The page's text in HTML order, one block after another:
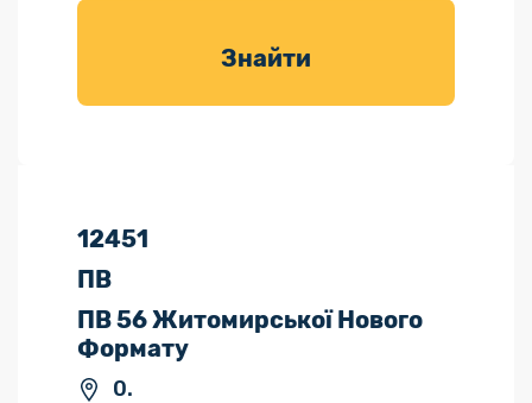
товарів для
Знайти
12451
ПВ
ПВ 56 Житомирської Нового
Формату
0.